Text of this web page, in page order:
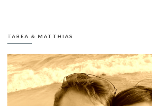
TABEA & MATTHIAS